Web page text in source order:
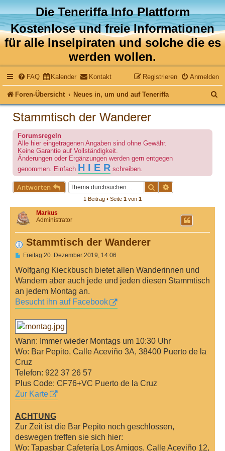
Die Teneriffa Info Plattform
Kostenlose und freie Informationen
für alle Inselpiraten und solche die es
werden wollen.
FAQ Kalender Kontakt Anmelden
Registrieren
Foren-Übersicht Neues in, um und auf Teneriffa
u
Stammtisch der Wanderer
Forumsregeln
Alle hier eingetragenen Angaben sind ohne Gewähr.
Keine Garantie auf Vollständigkeit.
Änderungen oder Ergänzungen werden gern entgegen
genommen. Einfach H I E R schreiben.
Antworten Suche
1 Beitrag • Seite 1 von 1
Markus
Administrator
Stammtisch der Wanderer
B
i
t
r
a
Freitag 20. Dezember 2019, 14:06
Wolfgang Kieckbusch bietet allen Wanderinnen und
Wandern aber auch jede und jeden diesen Stammtisch
an jedem Montag an.
Besucht ihn auf Facebook
Wann: Immer wieder Montags um 10:30 Uhr
Wo: Bar Pepito, Calle Aceviño 3A, 38400 Puerto de la
Cruz
Telefon: 922 37 26 57
Plus Code: CF76+VC Puerto de la Cruz
Zur Karte
ACHTUNG
Zur Zeit ist die Bar Pepito noch geschlossen,
deswegen treffen sie sich hier:
Wo: Tapasbar Cafetería Los Amigos, Calle Aceviño 12,